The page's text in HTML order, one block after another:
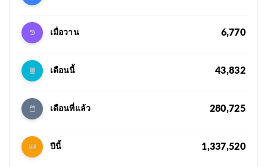
เมื่อวาน 6,770
เดือนนี้ 43,832
เดือนที่แล้ว 280,725
ปีนี้ 1,337,520